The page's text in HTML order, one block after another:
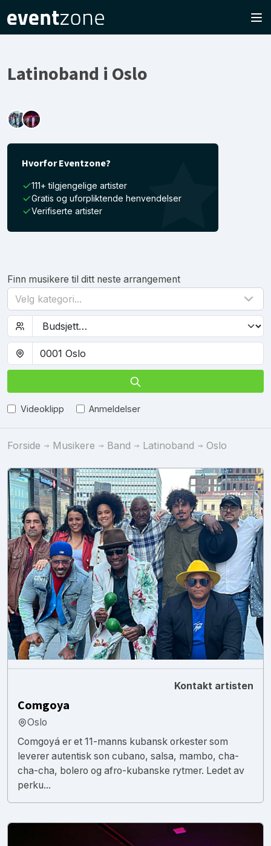
Latinoband i Oslo
Hvorfor Eventzone?
111+ tilgjengelige artister
Gratis og uforpliktende henvendelser
Verifiserte artister
Finn musikere til ditt neste arrangement
Velg kategori...
Videoklipp Anmeldelser
Forside Musikere Band Latinoband Oslo
Kontakt artisten
Comgoya
Oslo
Comgoyá er et 11-manns kubansk orkester som
leverer autentisk son cubano, salsa, mambo, cha-
cha-cha, bolero og afro-kubanske rytmer. Ledet av
perku...